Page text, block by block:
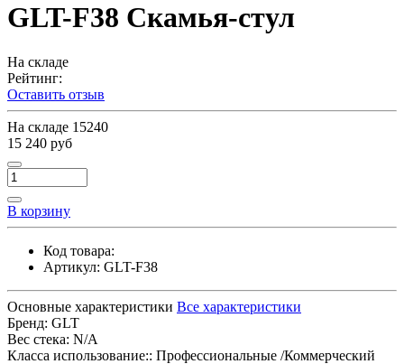
GLT-F38 Скамья-стул
На складе
Рейтинг:
Оставить отзыв
На складе 15240
15 240 руб
В корзину
Код товара:
Артикул: GLT-F38
Основные характеристики Все характеристики
Бренд: GLT
Вес стека: N/A
Класса использование:: Профессиональные /Коммерческий